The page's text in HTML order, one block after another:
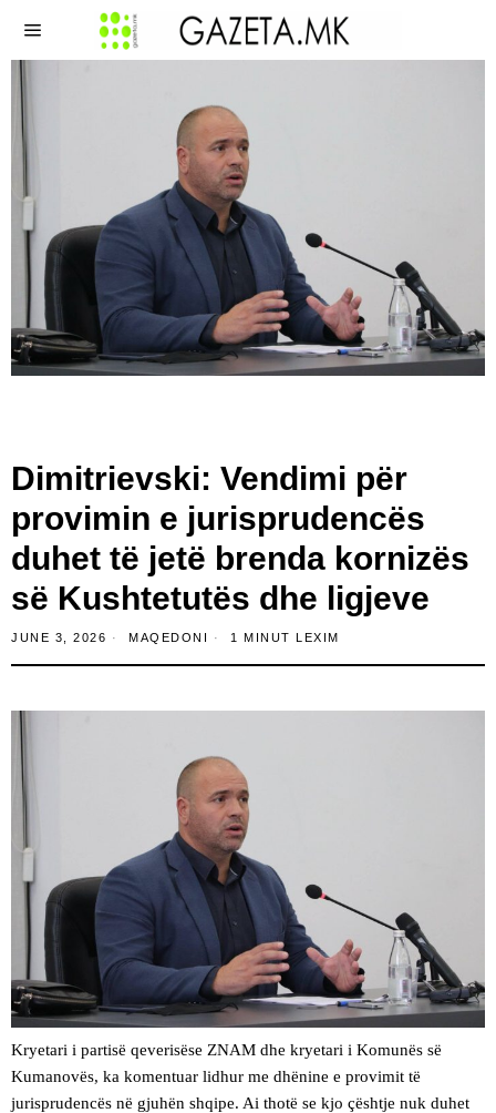
Dimitrievski: Vendimi për
provimin e jurisprudencës
duhet të jetë brenda kornizës
së Kushtetutës dhe ligjeve
JUNE 3, 2026 MAQEDONI 1 MINUT LEXIM
Kryetari i partisë qeverisëse ZNAM dhe kryetari i Komunës së
Kumanovës, ka komentuar lidhur me dhënine e provimit të
jurisprudencës në gjuhën shqipe. Ai thotë se kjo çështje nuk duhet